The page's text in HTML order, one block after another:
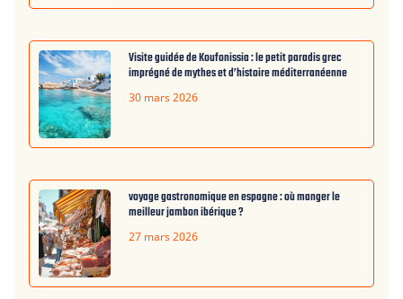
Visite guidée de Koufonissia : le petit paradis grec
imprégné de mythes et d’histoire méditerranéenne
30 mars 2026
voyage gastronomique en espagne : où manger le
meilleur jambon ibérique ?
27 mars 2026